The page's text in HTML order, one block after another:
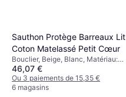
Sauthon Protège Barreaux Lit
Coton Matelassé Petit Cœur
Bouclier, Beige, Blanc, Matériau:
Coton
46,07 €
Ou 3 paiements de 15,35 €
6 magasins